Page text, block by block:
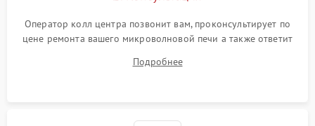
Оператор колл центра позвонит вам, проконсультирует по
цене ремонта вашего микроволновой печи а также ответит
Подробнее